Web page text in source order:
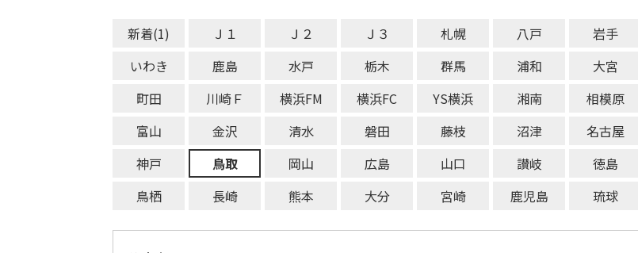
新着(1) Ｊ１ Ｊ２ Ｊ３ 札幌 八戸 岩手
いわき
鹿島 水戸 栃木 群馬 浦和 大宮
町田
川崎Ｆ 横浜FM 横浜FC YS横浜 湘南 相模原
富山
金沢 清水 磐田 藤枝 沼津 名古屋
神戸
鳥取 岡山 広島 山口 讃岐 徳島
鳥栖
長崎 熊本 大分 宮崎 鹿児島 琉球